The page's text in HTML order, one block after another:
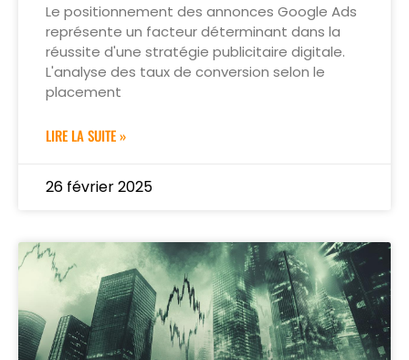
Le positionnement des annonces Google Ads
représente un facteur déterminant dans la
réussite d'une stratégie publicitaire digitale.
L'analyse des taux de conversion selon le
placement
LIRE LA SUITE »
26 février 2025